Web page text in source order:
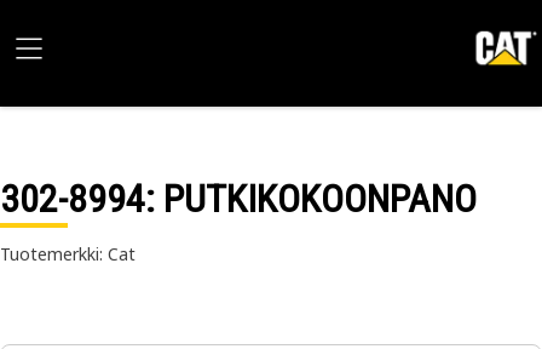
302-8994: PUTKIKOKOONPANO
Tuotemerkki: Cat